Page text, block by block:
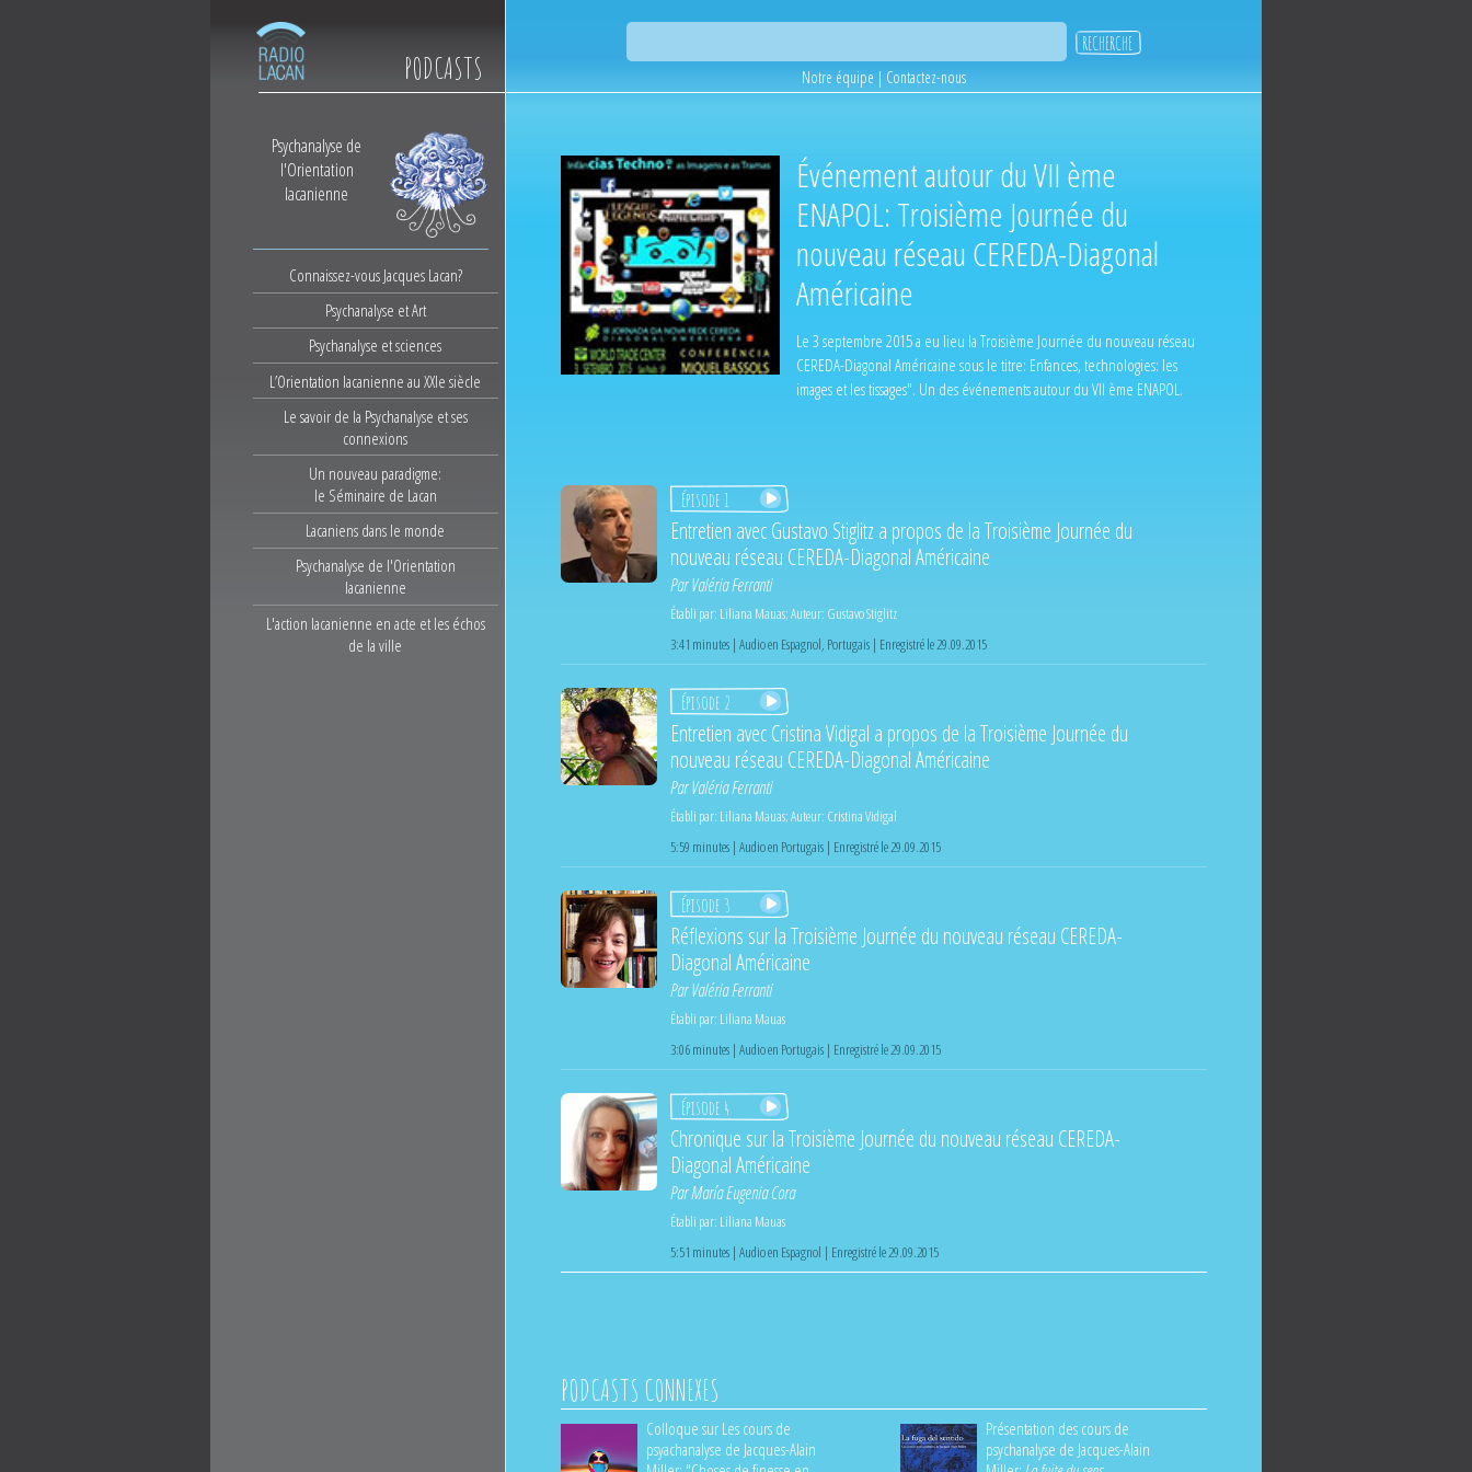
PODCASTS
Psychanalyse de
l'Orientation
lacanienne
Connaissez-vous Jacques Lacan?
Psychanalyse et Art
Psychanalyse et sciences
L’Orientation lacanienne au XXIe siècle
Le savoir de la Psychanalyse et ses
connexions
Un nouveau paradigme:
le Séminaire de Lacan
Lacaniens dans le monde
Psychanalyse de l'Orientation
lacanienne
L'action lacanienne en acte et les échos
de la ville
Notre équipe | Contactez-nous
Événement autour du VII ème
ENAPOL: Troisième Journée du
nouveau réseau CEREDA-Diagonal
Américaine
Le 3 septembre 2015 a eu lieu la Troisième Journée du nouveau réseau
CEREDA-Diagonal Américaine sous le titre: Enfances, technologies: les
images et les tissages". Un des événements autour du VII ème ENAPOL.
Épisode 1
Entretien avec Gustavo Stiglitz a propos de la Troisième Journée du
nouveau réseau CEREDA-Diagonal Américaine
ParValéria Ferranti
Établi par: Liliana Mauas;Auteur: Gustavo Stiglitz
3:41 minutes | Audio en Espagnol, Portugais | Enregistré le 29.09.2015
Épisode 2
Entretien avec Cristina Vidigal a propos de la Troisième Journée du
nouveau réseau CEREDA-Diagonal Américaine
ParValéria Ferranti
Établi par: Liliana Mauas;Auteur: Cristina Vidigal
5:59 minutes | Audio en Portugais | Enregistré le 29.09.2015
Épisode 3
Réflexions sur la Troisième Journée du nouveau réseau CEREDA-
Diagonal Américaine
ParValéria Ferranti
Établi par: Liliana Mauas
3:06 minutes | Audio en Portugais | Enregistré le 29.09.2015
Épisode 4
Chronique sur la Troisième Journée du nouveau réseau CEREDA-
Diagonal Américaine
ParMaría Eugenia Cora
Établi par: Liliana Mauas
5:51 minutes | Audio en Espagnol | Enregistré le 29.09.2015
PODCASTS CONNEXES
Colloque sur Les cours de
psyachanalyse de Jacques-Alain
Présentation des cours de
psychanalyse de Jacques-Alain